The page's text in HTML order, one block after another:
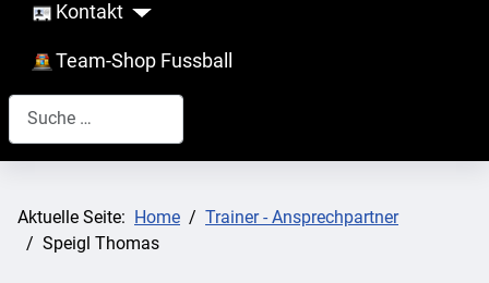
Kontakt
Team-Shop Fussball
Suchen
Aktuelle Seite: Home
Trainer - Ansprechpartner
Speigl Thomas